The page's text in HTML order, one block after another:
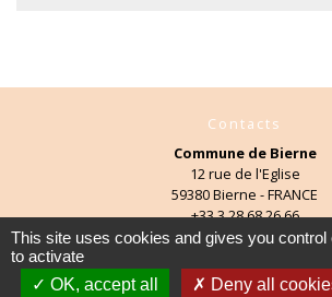
Contacts
Commune de Bierne
12 rue de l'Eglise
59380 Bierne - FRANCE
+33 3 28 68 26 66
Contact par
This site uses cookies and gives you
to activate
OK, accept all
Deny all